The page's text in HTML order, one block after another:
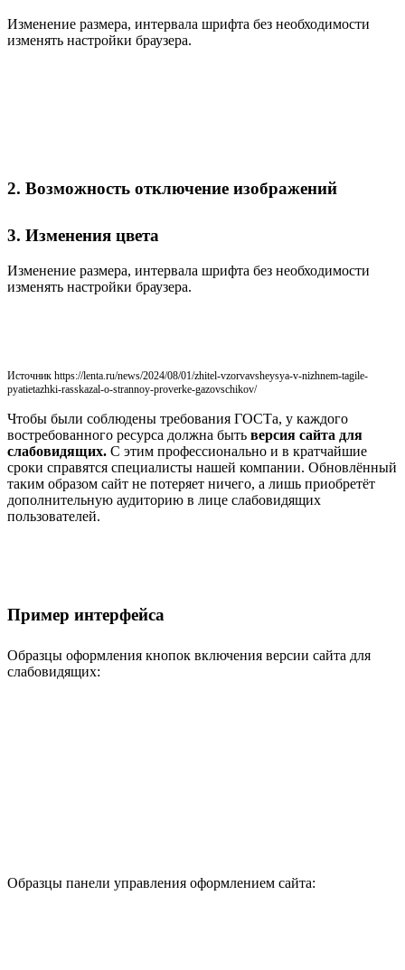
Изменение размера, интервала шрифта без необходимости
изменять настройки браузера.
2. Возможность отключение изображений
3. Изменения цвета
Изменение размера, интервала шрифта без необходимости
изменять настройки браузера.
Источник https://lenta.ru/news/2024/08/01/zhitel-vzorvavsheysya-v-nizhnem-tagile-
pyatietazhki-rasskazal-o-strannoy-proverke-gazovschikov/
Чтобы были соблюдены требования ГОСТа, у каждого
востребованного ресурса должна быть версия сайта для
слабовидящих. С этим профессионально и в кратчайшие
сроки справятся специалисты нашей компании. Обновлённый
таким образом сайт не потеряет ничего, а лишь приобретёт
дополнительную аудиторию в лице слабовидящих
пользователей.
Пример интерфейса
Образцы оформления кнопок включения версии сайта для
слабовидящих:
Образцы панели управления оформлением сайта: